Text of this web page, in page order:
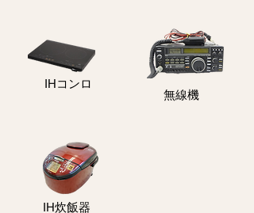
​IHコンロ
無線機
IH炊飯器